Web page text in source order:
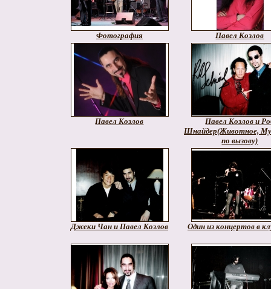
Фотография Павел Козлов
Павел Козлов
Павел Козлов и
Шнайдер(Животное,
по вызову)
Джеки Чан и Павел Козлов Один из концертов в